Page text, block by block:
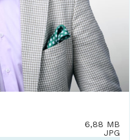
6,88 MB
JPG